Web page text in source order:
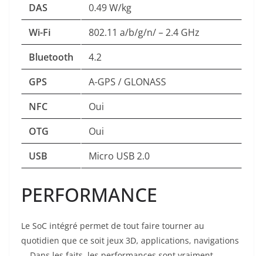
DAS
0.49 W/kg
Wi-Fi
802.11 a/b/g/n/ – 2.4 GHz
Bluetooth
4.2
GPS
A-GPS / GLONASS
NFC
Oui
OTG
Oui
USB
Micro USB 2.0
PERFORMANCE
Le SoC intégré permet de tout faire tourner au
quotidien que ce soit jeux 3D, applications, navigations